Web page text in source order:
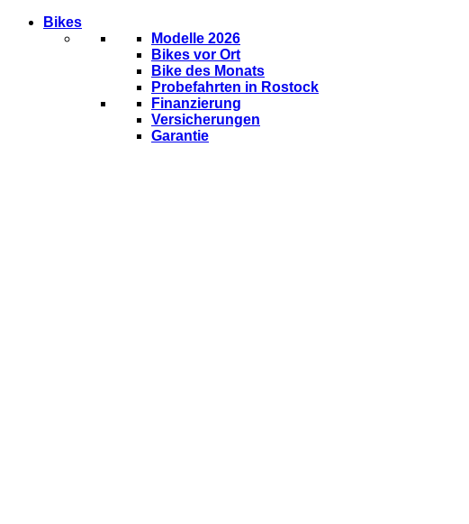
Bikes
Modelle 2026
Bikes vor Ort
Bike des Monats
Probefahrten in Rostock
Finanzierung
Versicherungen
Garantie